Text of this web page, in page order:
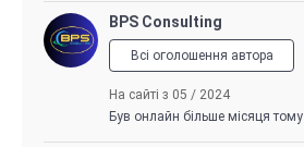
BPS Consulting
Всі оголошення автора
На сайті з 05 / 2024
Був онлайн більше місяця тому